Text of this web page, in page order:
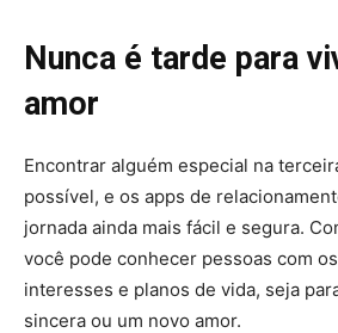
Nunca é tarde para
amor
Encontrar alguém especial na
possível, e os apps de
jornada ainda mais fácil e segura.
você pode conhecer pessoas com
interesses e planos de vida, seja
sincera ou um novo amor.